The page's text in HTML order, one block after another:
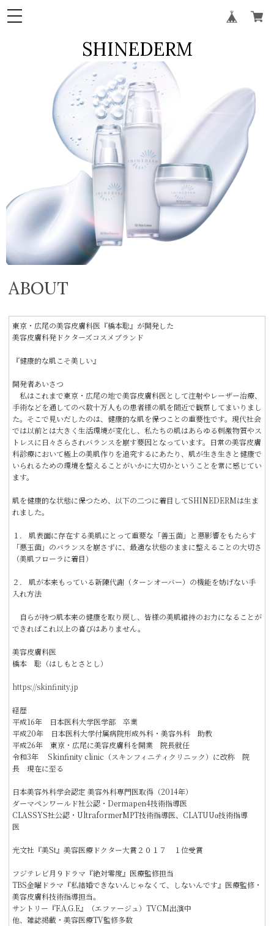
SHINEDERM
ABOUT
東京・広尾の美容皮膚科医『橋本聡』が開発した
美容皮膚科発ドクターズコスメブランド
『健康的な肌こそ美しい』
開発者あいさつ
私はこれまで東京・広尾の地で美容皮膚科医として注射やレーザー治療、
手術などを通してのべ数十万人もの患者様の肌を間近で観察してまいりまし
た。そこで見いだしたのは、健康的な肌を保つことの重要性です。現代社会
では以前とは大きく生活環境が変化し、私たちの肌はあらゆる刺激物質やス
トレスに日々さらされバランスを崩す要因となっています。日常の美容皮膚
科診療において極上の美肌作りを追究するにあたり、肌が生き生きと健康で
いられるための環境を整えることがいかに大切かということを常に感じてい
ます。
肌を健康的な状態に保つため、以下の二つに着目してSHINEDERMは生ま
れました。
１． 肌表面に存在する美肌にとって重要な「善玉菌」と悪影響をもたらす
「悪玉菌」のバランスを崩さずに、最適な状態のままに整えることの大切さ
（美肌フローラに着目）
２． 肌が本来もっている新陳代謝（ターンオーバー）の機能を妨げない手
入れ方法
自らが持つ肌本来の健康を取り戻し、皆様の美肌維持のお力になることが
できればこれ以上の喜びはありません。
美容皮膚科医
橋本 聡（はしもとさとし）
https://skinfinity.jp
経歴
平成16年 日本医科大学医学部 卒業
平成20年 日本医科大学付属病院形成外科・美容外科 助教
平成26年 東京・広尾に美容皮膚科を開業 院長就任
令和3年 Skinfinity clinic（スキンフィニティクリニック）に改称 院
長 現在に至る
日本美容外科学会認定 美容外科専門医取得（2014年）
ダーマペンワールド社公認・Dermapen4技術指導医
CLASSYS社公認・UltraformerMPT技術指導医、CLATUUα技術指導
医
光文社『美St』美容医療ドクター大賞２０１７ １位受賞
フジテレビ月９ドラマ『絶対零度』医療監修担当
TBS金曜ドラマ『私結婚できないんじゃなくて、しないんです』医療監修・
美容皮膚科技術指導担当。
サントリー『F.A.G.E』（エファージュ）TVCM出演中
他、雑誌掲載・美容医療TV監修多数